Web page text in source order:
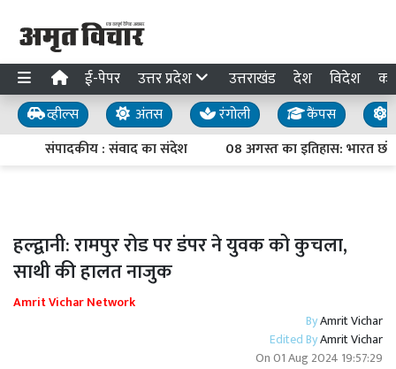
ई-पेपर उत्तर प्रदेश उत्तराखंड देश विदेश
व्हील्स अंतस रंगोली कैंपस
संपादकीय : संवाद का संदेश
08 अगस्त का इतिहास: भारत
हल्द्वानी: रामपुर रोड पर डंपर ने युवक को कुचला,
साथी की हालत नाजुक
Amrit Vichar Network
ByAmrit Vichar
Edited ByAmrit Vichar
On01 Aug 2024 19:57:29